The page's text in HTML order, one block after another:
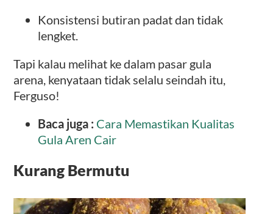
Konsistensi butiran padat dan tidak
lengket.
Tapi kalau melihat ke dalam pasar gula
arena, kenyataan tidak selalu seindah itu,
Ferguso!
Baca juga : Cara Memastikan Kualitas
Gula Aren Cair
Kurang Bermutu